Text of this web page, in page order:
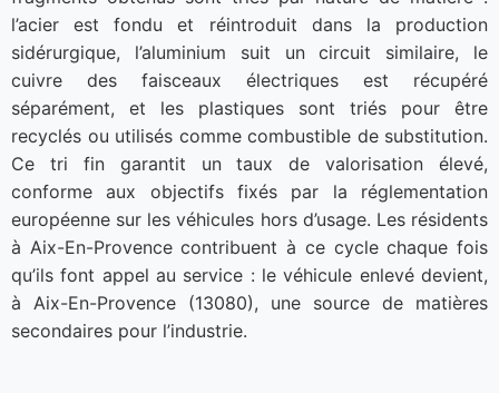
l’acier est fondu et réintroduit dans la production
sidérurgique, l’aluminium suit un circuit similaire, le
cuivre des faisceaux électriques est récupéré
séparément, et les plastiques sont triés pour être
recyclés ou utilisés comme combustible de substitution.
Ce tri fin garantit un taux de valorisation élevé,
conforme aux objectifs fixés par la réglementation
européenne sur les véhicules hors d’usage. Les résidents
à Aix-En-Provence contribuent à ce cycle chaque fois
qu’ils font appel au service : le véhicule enlevé devient,
à Aix-En-Provence (13080), une source de matières
secondaires pour l’industrie.